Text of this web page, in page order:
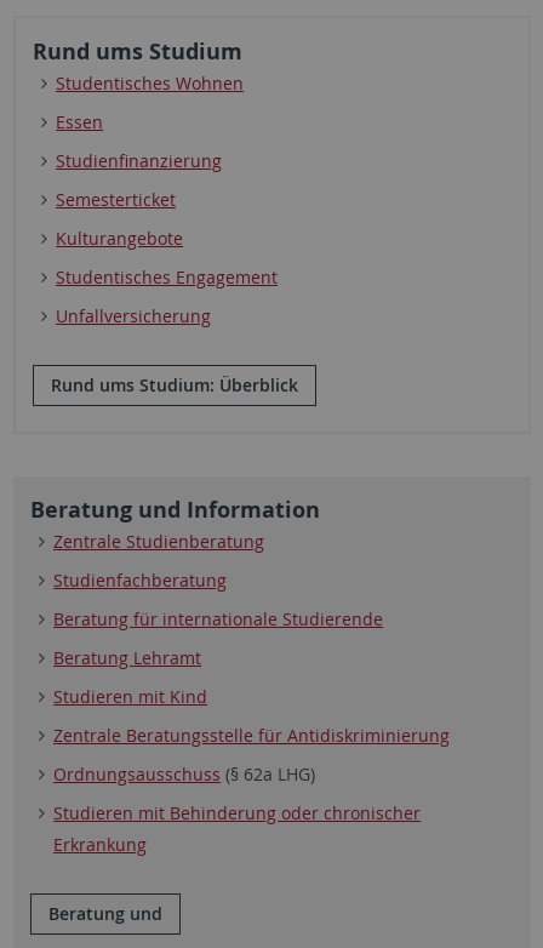
Rund ums Studium
Studentisches Wohnen
Essen
Studienfinanzierung
Semesterticket
Kulturangebote
Studentisches Engagement
Unfallversicherung
Rund ums Studium: Überblick
Beratung und Information
Zentrale Studienberatung
Studienfachberatung
Beratung für internationale Studierende
Beratung Lehramt
Studieren mit Kind
Zentrale Beratungsstelle für Antidiskriminierung
Ordnungsausschuss (§ 62a LHG)
Studieren mit Behinderung oder chronischer
Erkrankung
Beratung und